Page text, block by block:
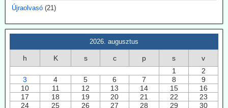
felhőképződés kutatásával. Eredményei nem támogatták minden
2026.07.28. EIKE: Az USA és Németország
fokozza a geotermiában rejlő lehetőségek
kiaknázását
Az USA képviselőháza törvény fogadott el a geotermikus energia
kiaknázásának felgyorsítására. Németországban 2024-ben
összesen 29 TWh energiát nyertek a föld mélyéből. Németország is
hatósági úton kívánja a kiaknázást felgyorsítani.
Újraolvasó (21)
2026. augusztus
h K s c p s
v
1
2
3
4 5 6 7 8
9
10
11 12 13 14 15
16
17
18 19 20 21 22
23
24
25 26 27 28 29
30